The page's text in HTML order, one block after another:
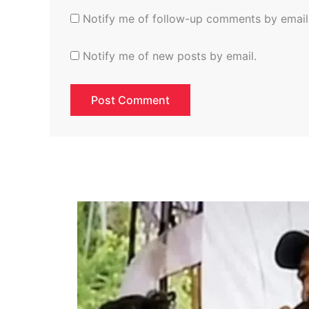
Notify me of follow-up comments by
Notify me of new posts by email.